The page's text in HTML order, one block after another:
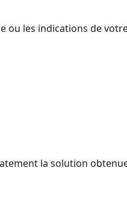
ou les indications de
la solution